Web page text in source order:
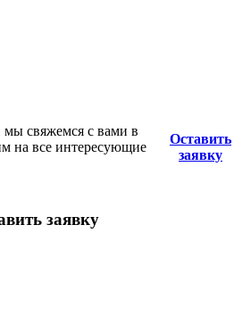
мы свяжемся с вами в
на все интересующие
Оставить
заявку
заявку